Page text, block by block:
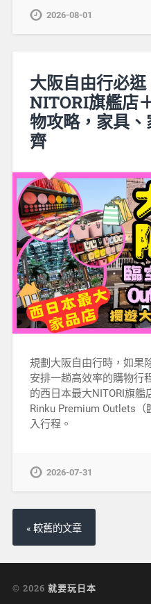
2026-08-01
大阪自由行必
NITORI旗艦店
物攻略，家具
齊
規劃大阪自由行時，如果
安排一趟高效率的購物行
的西日本最大NITORI旗
Rinku Premium Outlets（
入行程。
2026-07-31
« 較舊的文章
© 2026 就要玩日本